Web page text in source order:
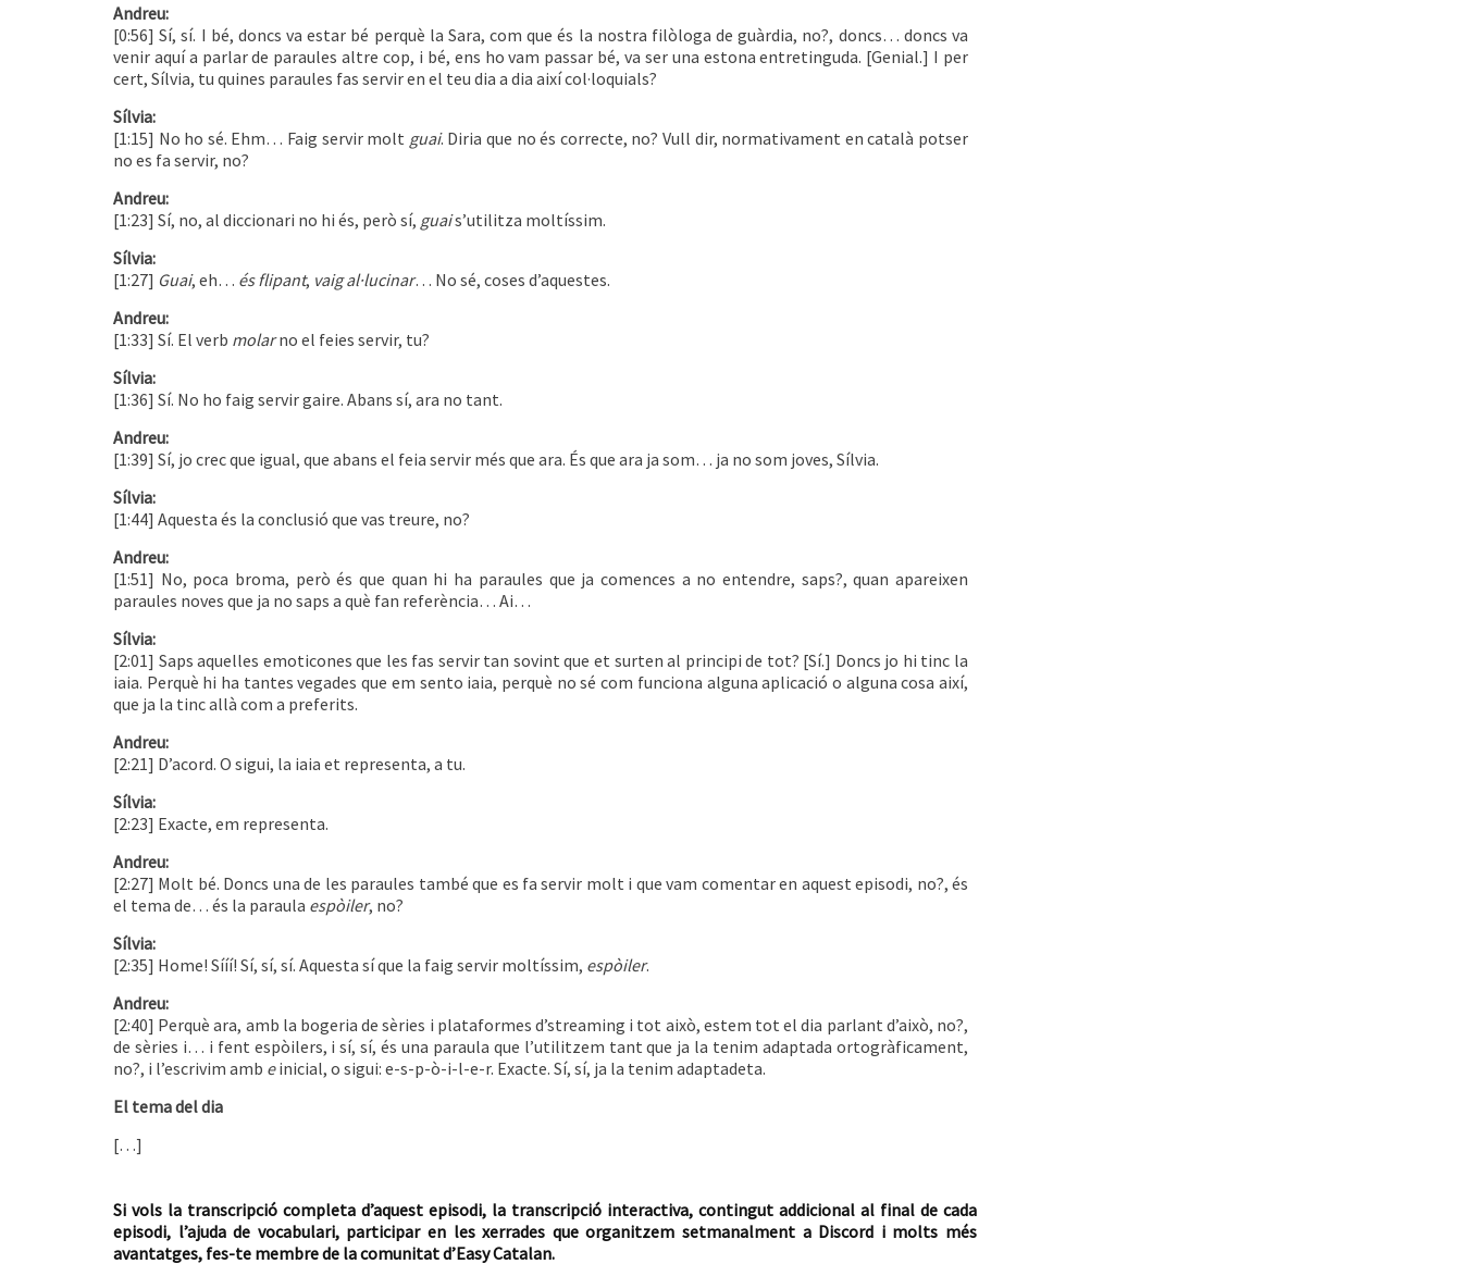
Andreu:
[0:56] Sí, sí. I bé, doncs va estar bé perquè la Sara, com que és la nostra filòloga de guàrdia, no?, doncs… doncs va
venir aquí a parlar de paraules altre cop, i bé, ens ho vam passar bé, va ser una estona entretinguda. [Genial.] I per
cert, Sílvia, tu quines paraules fas servir en el teu dia a dia així col·loquials?
Sílvia:
[1:15] No ho sé. Ehm… Faig servir molt guai. Diria que no és correcte, no? Vull dir, normativament en català potser
no es fa servir, no?
Andreu:
[1:23] Sí, no, al diccionari no hi és, però sí, guais’utilitza moltíssim.
Sílvia:
[1:27] Guai, eh… és flipant, vaig al·lucinar… No sé, coses d’aquestes.
Andreu:
[1:33] Sí. El verb molarno el feies servir, tu?
Sílvia:
[1:36] Sí. No ho faig servir gaire. Abans sí, ara no tant.
Andreu:
[1:39] Sí, jo crec que igual, que abans el feia servir més que ara. És que ara ja som… ja no som joves, Sílvia.
Sílvia:
[1:44] Aquesta és la conclusió que vas treure, no?
Andreu:
[1:51] No, poca broma, però és que quan hi ha paraules que ja comences a no entendre, saps?, quan apareixen
paraules noves que ja no saps a què fan referència… Ai…
Sílvia:
[2:01] Saps aquelles emoticones que les fas servir tan sovint que et surten al principi de tot? [Sí.] Doncs jo hi tinc la
iaia. Perquè hi ha tantes vegades que em sento iaia, perquè no sé com funciona alguna aplicació o alguna cosa així,
que ja la tinc allà com a preferits.
Andreu:
[2:21] D’acord. O sigui, la iaia et representa, a tu.
Sílvia:
[2:23] Exacte, em representa.
Andreu:
[2:27] Molt bé. Doncs una de les paraules també que es fa servir molt i que vam comentar en aquest episodi, no?, és
el tema de… és la paraula espòiler, no?
Sílvia:
[2:35] Home! Sííí! Sí, sí, sí. Aquesta sí que la faig servir moltíssim, espòiler.
Andreu:
[2:40] Perquè ara, amb la bogeria de sèries i plataformes d’streaming i tot això, estem tot el dia parlant d’això, no?,
de sèries i… i fent espòilers, i sí, sí, és una paraula que l’utilitzem tant que ja la tenim adaptada ortogràficament,
no?, i l’escrivim amb einicial, o sigui: e-s-p-ò-i-l-e-r. Exacte. Sí, sí, ja la tenim adaptadeta.
El tema del dia
[…]
Si vols la transcripció completa d’aquest episodi, la transcripció interactiva, contingut addicional al final de cada
episodi, l’ajuda de vocabulari, participar en les xerrades que organitzem setmanalment a Discord i molts més
avantatges, fes-te membre de la comunitat d’Easy Catalan.